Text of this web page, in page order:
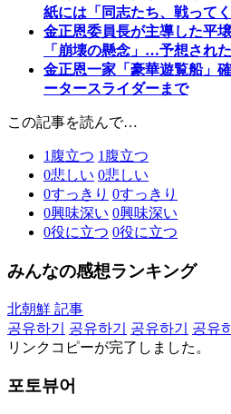
紙には「同志たち、戦ってく
金正恩委員長が主導した平
「崩壊の懸念」…予想され
金正恩一家「豪華遊覧船」
ータースライダーまで
この記事を読んで…
1 腹立つ 1 腹立つ
0悲しい 0悲しい
0すっきり 0すっきり
0興味深い 0興味深い
0役に立つ 0役に立つ
みんなの感想ランキング
北朝鮮 記事
공유하기
공유하기 공유하기 공유
リンクコピーが完了しました。
포토뷰어